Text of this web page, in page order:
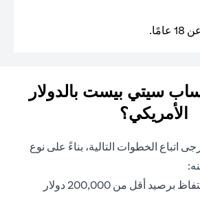
سيتي بيست بالدولار
الأمريكي؟
اتباع الخطوات التالية، بناءً على نوع
إذا كنت ترغب في الاحتفاظ برصيد أقل من 200,000 دولار